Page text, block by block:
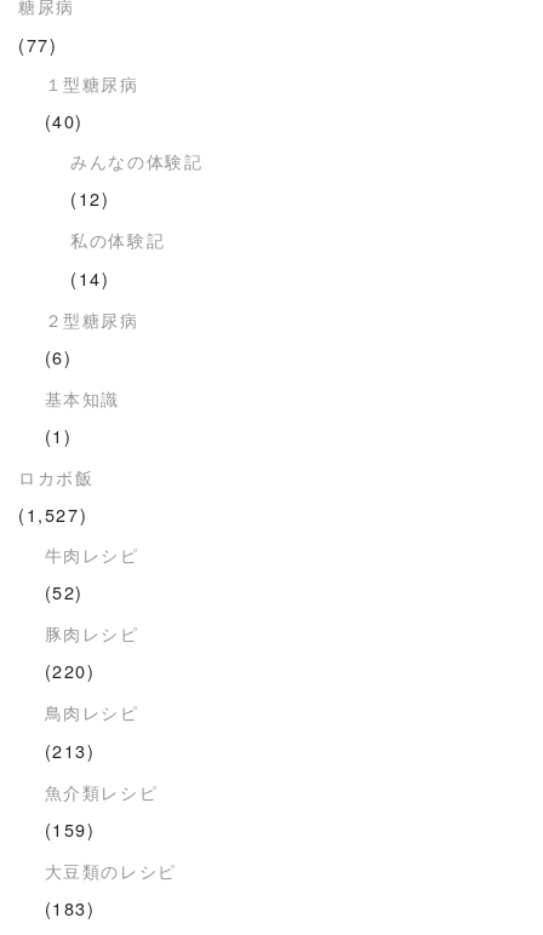
糖尿病
(77)
１型糖尿病
(40)
みんなの体験記
(12)
私の体験記
(14)
２型糖尿病
(6)
基本知識
(1)
ロカボ飯
(1,527)
牛肉レシピ
(52)
豚肉レシピ
(220)
鳥肉レシピ
(213)
魚介類レシピ
(159)
大豆類のレシピ
(183)